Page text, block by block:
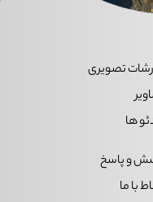
تصویری
ها
و پاسخ
با ما